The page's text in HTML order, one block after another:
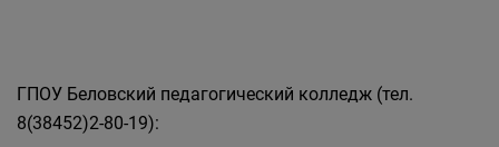
ГПОУ Беловский педагогический колледж (тел.
8(38452)2-80-19):